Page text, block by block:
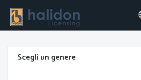
Scegli un genere